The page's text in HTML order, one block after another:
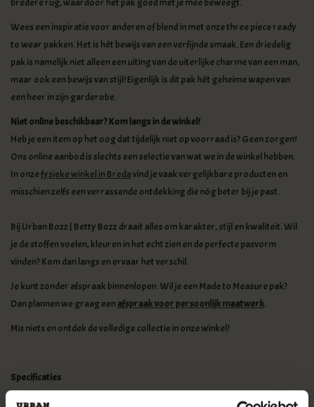
Wees een inspiratie voor anderen of blend in met onze three piece ready
to wear pakken. Het is hét bewijs van een verfijnde smaak. Een driedelig
pak is namelijk niet alleen een uiting van de uiterlijke charme van een man,
maar ook een bewijs van stijl! Eigenlijk is dit pak hét geheime wapen van
een heer in zijn garderobe.
Niet online beschikbaar?Kom langs in de winkel!
Heb je een item op het oog dat tijdelijk niet op voorraad is? Geen zorgen!
Ons online aanbod is slechts een selectie van wat we in de winkel hebben.
In onzefysieke winkel in Bredavind je vaak vergelijkbare producten en
misschien zelfs een verrassende ontdekking die nóg beter bij je past.
Bij Urban Bozz | Betty Bozz draait alles om karakter, stijl en kwaliteit. Wil
je de stoffen voelen, kleuren in het echt zien en de perfecte pasvorm
vinden? Kom dan langs en ervaar het verschil.
Je kunt zonder afspraak binnenlopen. Wil je een Made to Measure pak?
Dan plannen we graag eenafspraak voor persoonlijk maatwerk.
Mis niets en ontdek de volledige collectie in onze winkel!
Specificaties
Confectiepak bestaande uit pantalon, gilet en colbert